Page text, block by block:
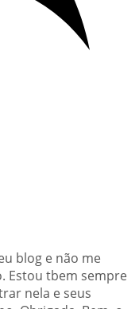
blog e não me
Estou tbem sempre
nela e seus